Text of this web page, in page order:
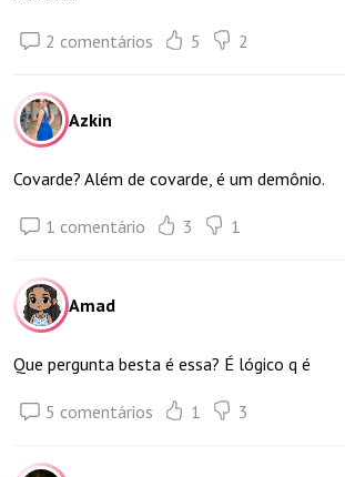
2 comentários 5 2
Azkin
Covarde? Além de covarde, é um demônio.
1 comentário 3 1
Amad
Que pergunta besta é essa? É lógico q é
5 comentários 1 3